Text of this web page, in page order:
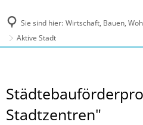
Sie sind hier: Wirtschaft, Bauen,
Aktive Stadt
Aktive
Stadt
Stadtzentren"